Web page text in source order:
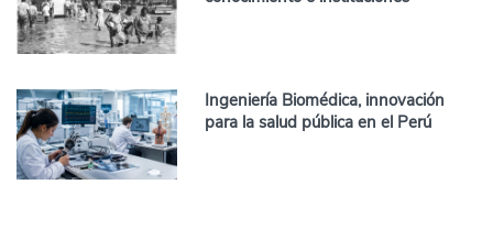
Ingeniería Biomédica, innovación
para la salud pública en el Perú